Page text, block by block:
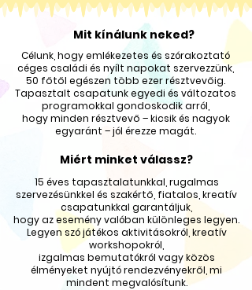
Mit kínálunk neked?
Célunk, hogy emlékezetes és szórakoztató
céges családi és nyílt napokat szervezzünk,
50 főtől egészen több ezer résztvevőig.
Tapasztalt csapatunk egyedi és változatos
programokkal gondoskodik arról,
hogy minden résztvevő – kicsik és nagyok
egyaránt – jól érezze magát.
Miért minket válassz?
15 éves tapasztalatunkkal, rugalmas
szervezésünkkel és szakértő, fiatalos, kreatív
csapatunkkal garantáljuk,
hogy az esemény valóban különleges legyen.
Legyen szó játékos aktivitásokról, kreatív
workshopokról,
izgalmas bemutatókról vagy közös
élményeket nyújtó rendezvényekről, mi
mindent megvalósítunk.